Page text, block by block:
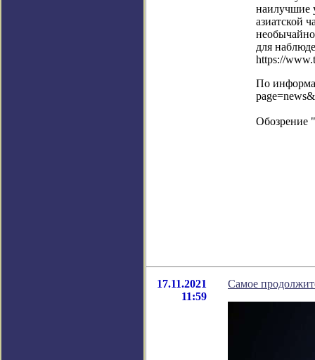
наилучшие
азиатской
для
https://
По
Обозрение "
17.11.2021
11:59
Самое